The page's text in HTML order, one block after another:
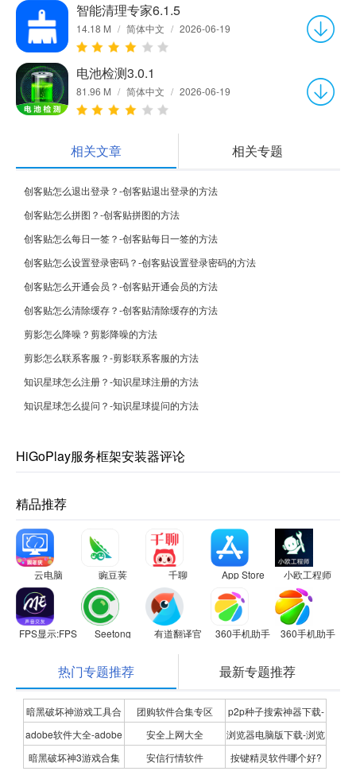
智能清理专家6.1.5
14.18 M / 简体中文 / 2026-06-19
电池检测3.0.1
81.96 M / 简体中文 / 2026-06-19
相关文章 相关专题
创客贴怎么退出登录？-创客贴退出登录的方法
创客贴怎么拼图？-创客贴拼图的方法
创客贴怎么每日一签？-创客贴每日一签的方法
创客贴怎么设置登录密码？-创客贴设置登录密码的方法
创客贴怎么开通会员？-创客贴开通会员的方法
创客贴怎么清除缓存？-创客贴清除缓存的方法
剪影怎么降噪？剪影降噪的方法
剪影怎么联系客服？-剪影联系客服的方法
知识星球怎么注册？-知识星球注册的方法
知识星球怎么提问？-知识星球提问的方法
HiGoPlay服务框架安装器评论
精品推荐
云电脑 豌豆荚 千聊 App Store 小欧工程师
FPS显示:FPS MeterSeetong 有道翻译官 360手机助手 360手机助手
热门专题推荐 最新专题推荐
暗黑破坏神游戏工具合
集
团购软件合集专区
p2p种子搜索神器下载-
P2P种子搜索神器专题
adobe软件大全-adobe
全系列软件下载-adobe
安全上网大全
浏览器电脑版下载-浏览
器下载合集
暗黑破坏神3游戏合集 安信行情软件
按键精灵软件哪个好?